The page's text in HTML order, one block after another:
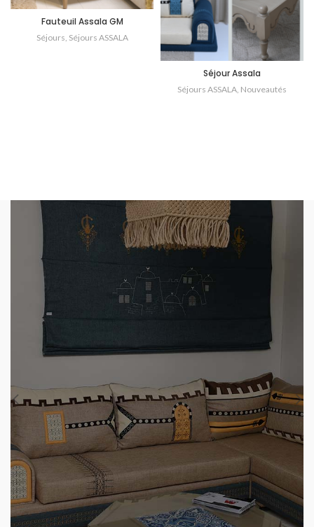
Fauteuil Assala GM
Séjours Séjours ASSALA
Séjour Assala
Séjours ASSALA Nouveautés